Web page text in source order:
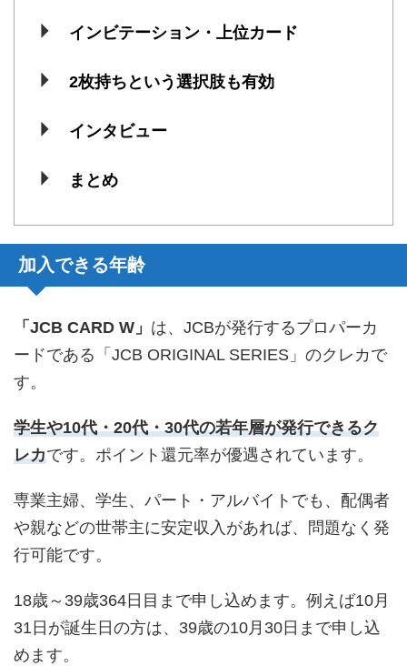
インビテーション・上位カード
2枚持ちという選択肢も有効
インタビュー
まとめ
加入できる年齢
「JCB CARD W」 は、JCBが発行するプロパーカ
ードである「JCB ORIGINAL SERIES」のクレカで
す。
学生や10代・20代・30代の若年層が発行できるク
レカです。ポイント還元率が優遇されています。
専業主婦、学生、パート・アルバイトでも、配偶者
や親などの世帯主に安定収入があれば、問題なく発
行可能です。
18歳～39歳364日目まで申し込めます。例えば10月
31日が誕生日の方は、39歳の10月30日まで申し込
めます。